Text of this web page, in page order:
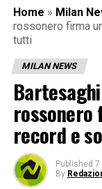
Home » Milan
rossonero firma
tutti
MILAN NEWS
rossonero
record e
Published 7
By